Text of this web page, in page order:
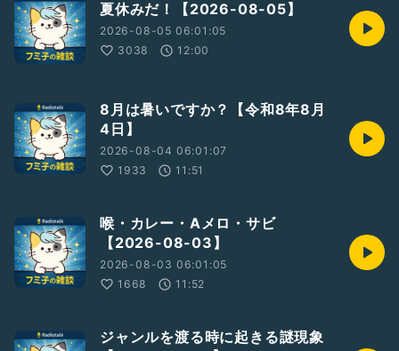
夏休みだ！【2026-08-05】
2026-08-05 06:01:05
3038
12:00
8月は暑いですか？【令和8年8月
4日】
2026-08-04 06:01:07
1933
11:51
喉・カレー・Aメロ・サビ
【2026-08-03】
2026-08-03 06:01:05
1668
11:52
ジャンルを渡る時に起きる謎現象